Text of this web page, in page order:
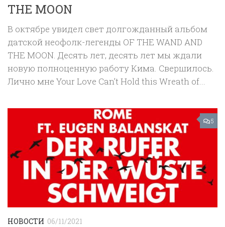
THE MOON
В октябре увидел свет долгожданный альбом
датской неофолк-легенды OF THE WAND AND
THE MOON. Десять лет, десять лет мы ждали
новую полноценную работу Кима. Свершилось.
Лично мне Your Love Can’t Hold this Wreath of...
5
НОВОСТИ 06/11/2021